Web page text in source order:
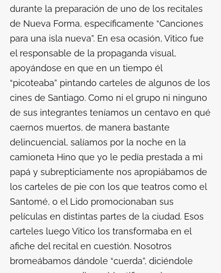
durante la preparación de uno de los recitales
de Nueva Forma, específicamente “Canciones
para una isla nueva”. En esa ocasión, Vitico fue
el responsable de la propaganda visual,
apoyándose en que en un tiempo él
“picoteaba” pintando carteles de algunos de los
cines de Santiago. Como ni el grupo ni ninguno
de sus integrantes teníamos un centavo en qué
caernos muertos, de manera bastante
delincuencial, salíamos por la noche en la
camioneta Hino que yo le pedía prestada a mi
papá y subrepticiamente nos apropiábamos de
los carteles de pie con los que teatros como el
Santomé, o el Lido promocionaban sus
películas en distintas partes de la ciudad. Esos
carteles luego Vitico los transformaba en el
afiche del recital en cuestión. Nosotros
bromeábamos dándole “cuerda”, diciéndole